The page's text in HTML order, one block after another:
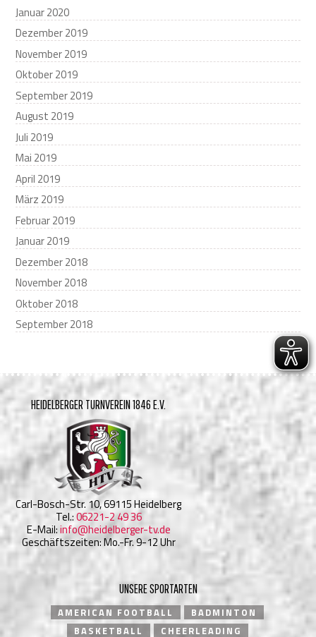
Januar 2020
Dezember 2019
November 2019
Oktober 2019
September 2019
August 2019
Juli 2019
Mai 2019
April 2019
März 2019
Februar 2019
Januar 2019
Dezember 2018
November 2018
Oktober 2018
September 2018
HEIDELBERGER TURNVEREIN 1846 E.V.
Carl-Bosch-Str. 10, 69115 Heidelberg
Tel.:06221-2 49 36
E-Mail:info@heidelberger-tv.de
Geschäftszeiten: Mo.-Fr. 9-12 Uhr
UNSERE SPORTARTEN
AMERICAN FOOTBALL
BADMINTON
BASKETBALL
CHEERLEADING